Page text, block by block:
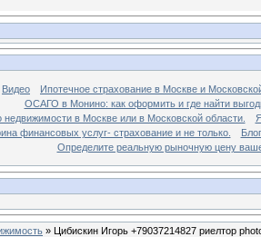
Видео
Ипотечное страхование в Москве и
ОСАГО в Монино: как оформить и где найти
недвижимости в Москве или в Московской области.
финансовых услуг- страхование и не только.
Блог
Определите реальную рыночную цену
» Цибискин Игорь +79037214827 риелтор